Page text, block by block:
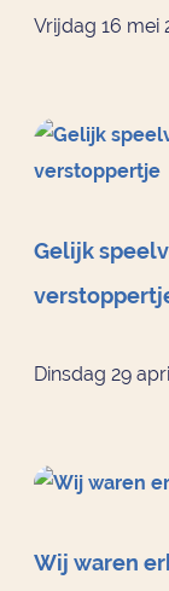
Vrijdag 16 mei
Gelijk
Dinsdag 29
Wij waren